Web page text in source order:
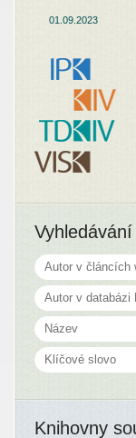
01.09.2023
Vyhledávání
Knihovny